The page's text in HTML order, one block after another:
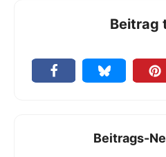
Beitrag
Beitrags-